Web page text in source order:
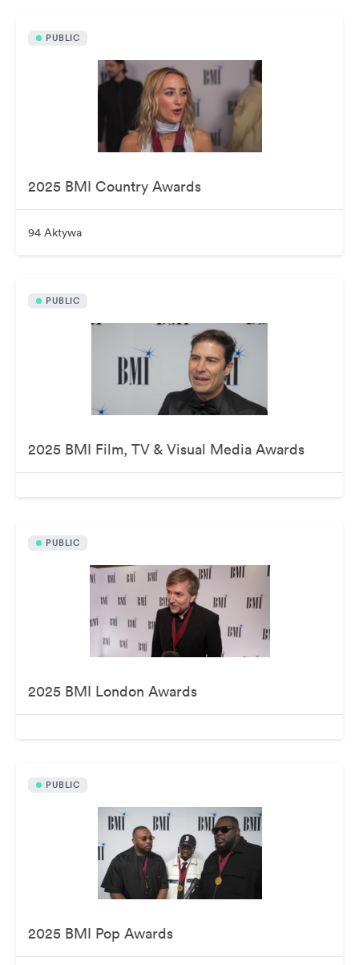
PUBLIC
2025 BMI Country Awards
94 Aktywa
PUBLIC
2025 BMI Film, TV & Visual Media Awards
PUBLIC
2025 BMI London Awards
PUBLIC
2025 BMI Pop Awards